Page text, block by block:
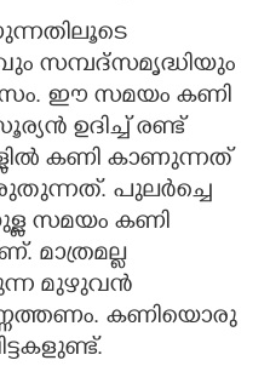
സമ്പദ്സമൃദ്ധിയും
ഈ സമയം കണി
ഉദിച്ച് രണ്ട്
കണി കാണുന്നത്
പുലർച്ചെ
സമയം കണി
മാത്രമല്ല
മുഴുവൻ
ക​ണി​യൊ​രു​